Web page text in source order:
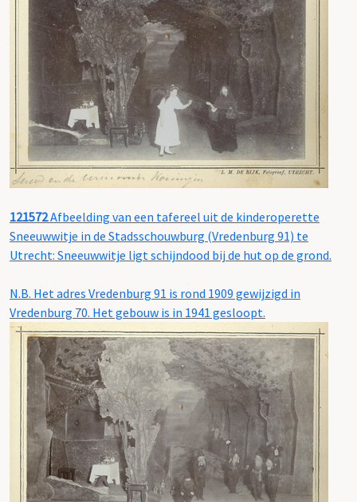
121572Afbeelding van een tafereel uit de kinderoperette
Sneeuwwitje in de Stadsschouwburg (Vredenburg 91) te
Utrecht: Sneeuwwitje ligt schijndood bij de hut op de grond.
N.B. Het adres Vredenburg 91 is rond 1909 gewijzigd in
Vredenburg 70. Het gebouw is in 1941 gesloopt.